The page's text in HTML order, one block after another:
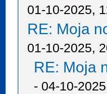
01-10-2025,
RE: Moja
01-10-2025,
RE: Moja
- 04-10-